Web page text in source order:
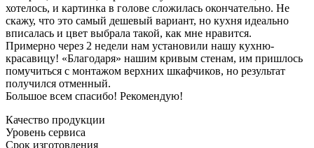
хотелось, и картинка в голове сложилась окончательно. Не
скажу, что это самый дешевый вариант, но кухня идеально
вписалась и цвет выбрала такой, как мне нравится.
Примерно через 2 недели нам установили нашу кухню-
красавицу! «Благодаря» нашим кривым стенам, им пришлось
помучиться с монтажом верхних шкафчиков, но результат
получился отменный.
Большое всем спасибо! Рекомендую!
Качество продукции
Уровень сервиса
Срок изготовления